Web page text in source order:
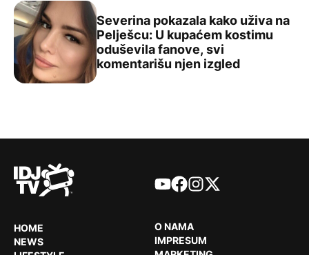
Severina pokazala kako uživa na Pelješcu: U
Severina pokazala kako uživa na
Pelješcu: U kupaćem kostimu
oduševila fanove, svi
komentarišu njen izgled
HOME
NEWS
YouTube
Facebook
Instagram
X
O NAMA
IMPRESUM